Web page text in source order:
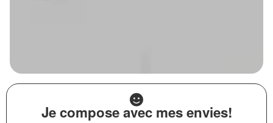
Je compose avec mes envies!